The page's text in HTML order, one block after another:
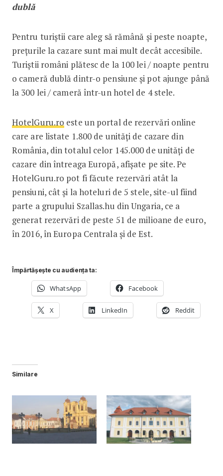
dublă
Pentru turiștii care aleg să rămână și peste noapte,
prețurile la cazare sunt mai mult decât accesibile.
Turiștii români plătesc de la 100 lei / noapte pentru
o cameră dublă dintr-o pensiune și pot ajunge până
la 300 lei / cameră într-un hotel de 4 stele.
HotelGuru.ro este un portal de rezervări online
care are listate 1.800 de unități de cazare din
România, din totalul celor 145.000 de unități de
cazare din întreaga Europă, afișate pe site. Pe
HotelGuru.ro pot fi făcute rezervări atât la
pensiuni, cât și la hoteluri de 5 stele, site-ul fiind
parte a grupului Szallas.hu din Ungaria, ce a
generat rezervări de peste 51 de milioane de euro,
în 2016, în Europa Centrala și de Est.
Împărtășește cu audiența ta:
WhatsApp Facebook
X LinkedIn Reddit
Similare